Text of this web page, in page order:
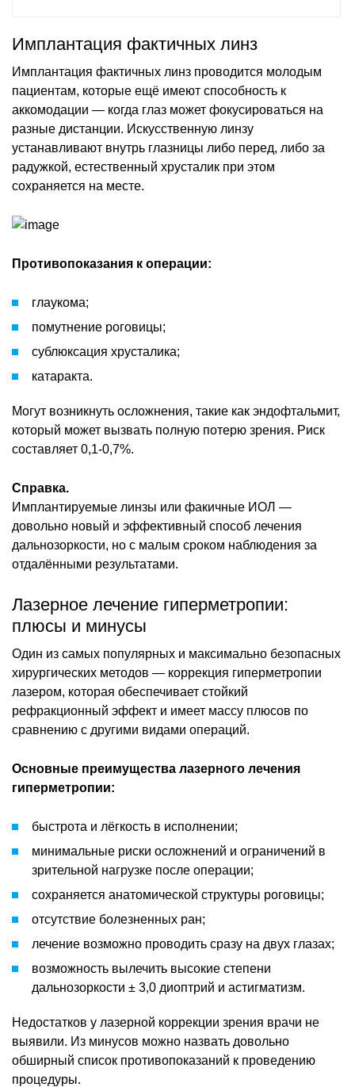
Имплантация фактичных линз
Имплантация фактичных линз проводится молодым
пациентам, которые ещё имеют способность к
аккомодации — когда глаз может фокусироваться на
разные дистанции. Искусственную линзу
устанавливают внутрь глазницы либо перед, либо за
радужкой, естественный хрусталик при этом
сохраняется на месте.
Противопоказания к операции:
глаукома;
помутнение роговицы;
сублюксация хрусталика;
катаракта.
Могут возникнуть осложнения, такие как эндофтальмит,
который может вызвать полную потерю зрения. Риск
составляет 0,1-0,7%.
Справка.
Имплантируемые линзы или факичные ИОЛ —
довольно новый и эффективный способ лечения
дальнозоркости, но с малым сроком наблюдения за
отдалёнными результатами.
Лазерное лечение гиперметропии:
плюсы и минусы
Один из самых популярных и максимально безопасных
хирургических методов — коррекция гиперметропии
лазером, которая обеспечивает стойкий
рефракционный эффект и имеет массу плюсов по
сравнению с другими видами операций.
Основные преимущества лазерного лечения
гиперметропии:
быстрота и лёгкость в исполнении;
минимальные риски осложнений и ограничений в
зрительной нагрузке после операции;
сохраняется анатомической структуры роговицы;
отсутствие болезненных ран;
лечение возможно проводить сразу на двух глазах;
возможность вылечить высокие степени
дальнозоркости ± 3,0 диоптрий и астигматизм.
Недостатков у лазерной коррекции зрения врачи не
выявили. Из минусов можно назвать довольно
обширный список противопоказаний к проведению
процедуры.